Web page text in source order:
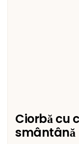
Ciorbă cu
smântână